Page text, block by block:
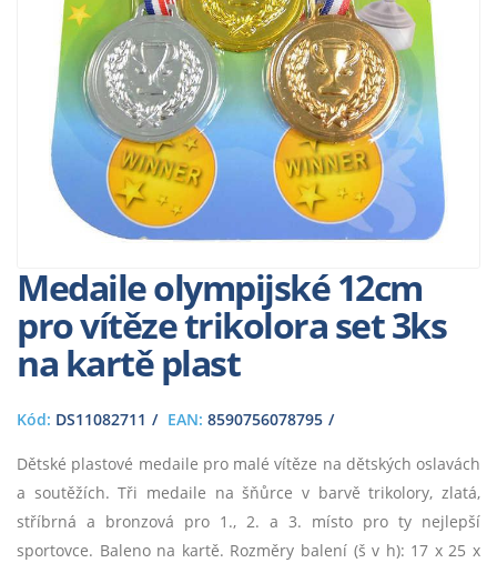
Medaile olympijské 12cm
pro vítěze trikolora set 3ks
na kartě plast
Kód: DS11082711 EAN: 8590756078795
Dětské plastové medaile pro malé vítěze na dětských oslavách
a soutěžích. Tři medaile na šňůrce v barvě trikolory, zlatá,
stříbrná a bronzová pro 1., 2. a 3. místo pro ty nejlepší
sportovce. Baleno na kartě. Rozměry balení (š v h): 17 x 25 x